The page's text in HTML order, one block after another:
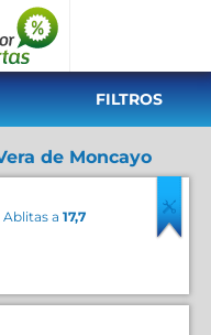
FILTROS
de Moncayo
Ablitas a 17,7